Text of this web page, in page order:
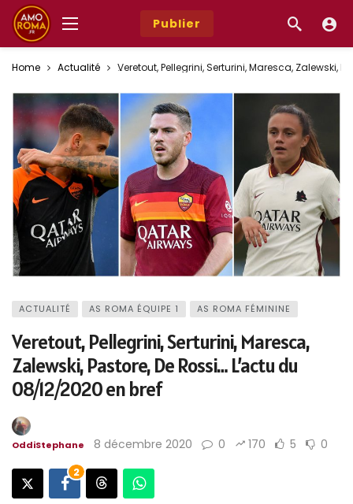
Publier
Home Actualité Veretout, Pellegrini, Serturini, Maresca, Zalewski,
ACTUALITÉ AS ROMA ÉQUIPE 1 AS ROMA FÉMININE
Veretout, Pellegrini, Serturini, Maresca,
Zalewski, Pastore, De Rossi… L’actu du
08/12/2020 en bref
OddiStephane 8 décembre 2020 0 170 5 0
2